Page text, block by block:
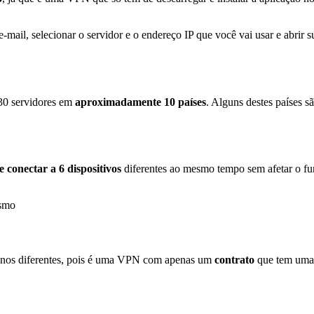
selecionar o servidor e o endereço IP que você vai usar e abrir
servidores em aproximadamente 10 países. Alguns destes países
conectar a 6 dispositivos diferentes ao mesmo tempo sem afetar o
diferentes, pois é uma VPN com apenas um contrato que tem